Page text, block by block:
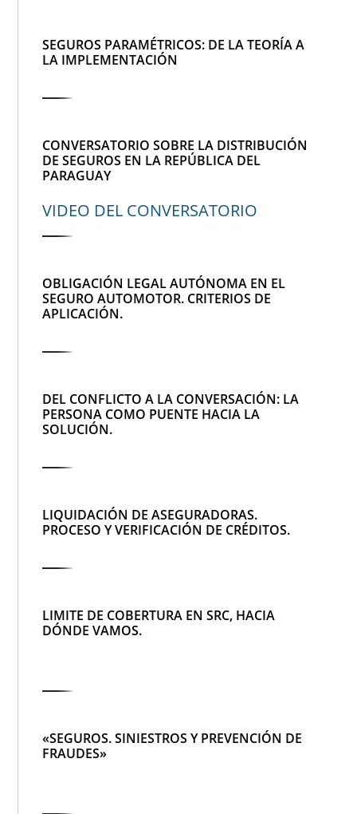
SEGUROS PARAMÉTRICOS: DE LA TEORÍA A
LA IMPLEMENTACIÓN
CONVERSATORIO SOBRE LA DISTRIBUCIÓN
DE SEGUROS EN LA REPÚBLICA DEL
PARAGUAY
VIDEO DEL CONVERSATORIO
OBLIGACIÓN LEGAL AUTÓNOMA EN EL
SEGURO AUTOMOTOR. CRITERIOS DE
APLICACIÓN.
DEL CONFLICTO A LA CONVERSACIÓN: LA
PERSONA COMO PUENTE HACIA LA
SOLUCIÓN.
LIQUIDACIÓN DE ASEGURADORAS.
PROCESO Y VERIFICACIÓN DE CRÉDITOS.
LIMITE DE COBERTURA EN SRC, HACIA
DÓNDE VAMOS.
«SEGUROS. SINIESTROS Y PREVENCIÓN DE
FRAUDES»